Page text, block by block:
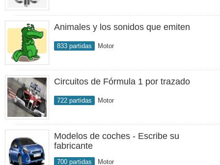
Animales y los sonidos que emiten
833 partidas Motor
Circuitos de Fórmula 1 por trazado
722 partidas Motor
Modelos de coches - Escribe su
fabricante
700 partidas Motor